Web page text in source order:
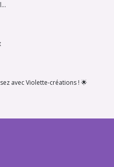
avec Violette-créations ! 🌟